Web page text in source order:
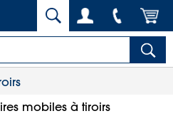
mobiles à tiroirs